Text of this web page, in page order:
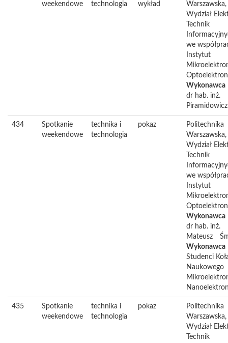
weekendowe
technologia
wykład
Warszawska,
Wydział
Technik
we
Instytut
Wykonawca
dr hab. inż.
Piramidowicz
434
Spotkanie
weekendowe
technika i
technologia
pokaz
Politechnika
Warszawska,
Wydział
Technik
we
Instytut
Wykonawca
dr hab. inż.
Mateusz
Wykonawca
Studenci
Naukowego
435
Spotkanie
weekendowe
technika i
technologia
pokaz
Politechnika
Warszawska,
Wydział
Technik